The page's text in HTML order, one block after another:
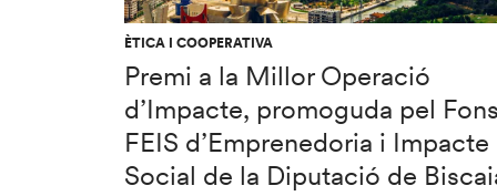
ÈTICA I COOPERATIVA
Premi a la Millor Operació
d’Impacte, promoguda pel
FEIS d’Emprenedoria i Impacte
Social de la Diputació de